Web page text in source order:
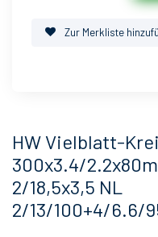
Zur Merkliste
HW Vielblatt-
300x3.4/
2/18,5x3,5 NL
2/13/100+4/6.6/